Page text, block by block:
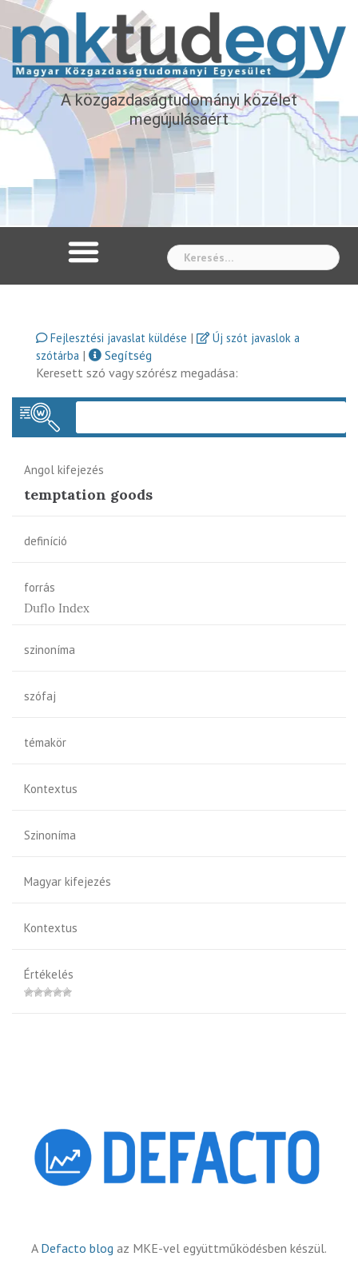
A közgazdaságtudományi közélet
megújulásáért
Fejlesztési javaslat küldése |
Új szót javaslok a
szótárba |
Segítség
Keresett szó vagy szórész megadása:
Angol kifejezés
temptation goods
definíció
forrás
Duflo Index
szinoníma
szófaj
témakör
Kontextus
Szinoníma
Magyar kifejezés
Kontextus
Értékelés
A Defacto blog az MKE-vel együttműködésben készül.